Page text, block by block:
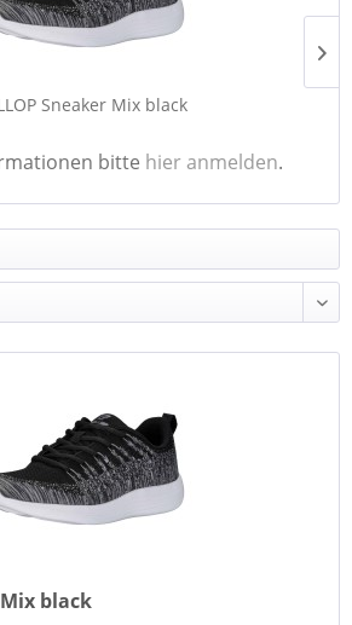
Sneaker Mix black
bitte hier anmelden.
black